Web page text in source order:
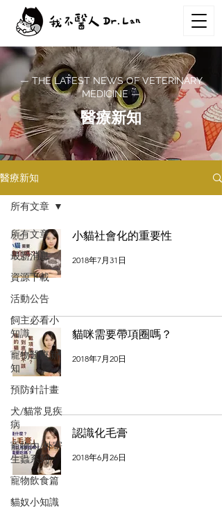
— THE LATEST NEWS OF VETERINARY
MEDICINE —
醫療新知
醫療新知
所有文章
最新消息
資源下載
活動公告
飼主必看小
知識
寵物醫療新
知
預防針計畫
犬/貓常見疾
病
寵物內/外寄
生蟲系列
寵物飲食篇
貓奴小知識
所有文章
小貓社會化的重要性
2018年7月31日
貓咪需要帶項圈嗎？
2018年7月20日
認識化毛膏
2018年6月26日